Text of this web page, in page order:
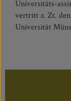
Universitäts-
vertritt z. Zt.
Universität